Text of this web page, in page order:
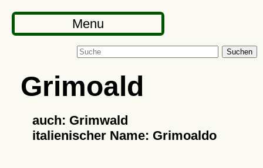
Menu
Suchen
Grimoald
auch: Grimwald
italienischer Name: Grimoaldo